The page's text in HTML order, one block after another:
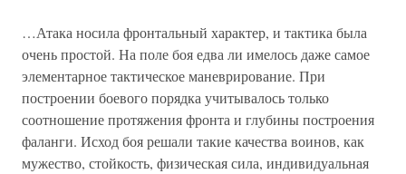
…Атака носила фронтальный характер, и тактика была
очень простой. На поле боя едва ли имелось даже самое
элементарное тактическое маневрирование. При
построении боевого порядка учитывалось только
соотношение протяжения фронта и глубины построения
фаланги. Исход боя решали такие качества воинов, как
мужество, стойкость, физическая сила, индивидуальная